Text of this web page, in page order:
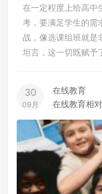
在一定程度上给高中
考，要满足学生的需
战，像选课组班就是
坦言，这一切既赋予
30
09月
在线教育
在线教育相